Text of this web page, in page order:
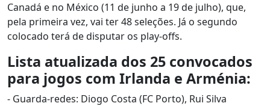
Canadá e no México (11 de junho a 19 de julho), que,
pela primeira vez, vai ter 48 seleções. Já o segundo
colocado terá de disputar os play-offs.
Lista atualizada dos 25 convocados
para jogos com Irlanda e Arménia:
- Guarda-redes: Diogo Costa (FC Porto), Rui Silva